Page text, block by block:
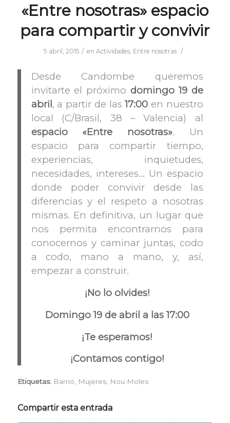
«Entre nosotras» espacio
para compartir y convivir
9 abril, 2015 / enActividades Entre nosotras /
Desde Candombe queremos
invitarte el próximodomingo 19 de
abril, a partir de las17:00 en nuestro
local (C/Brasil, 38 – Valencia) al
espacio «Entre nosotras». Un
espacio para compartir tiempo,
experiencias, inquietudes,
necesidades, intereses… Un espacio
donde poder convivir desde las
diferencias y el respeto a nosotras
mismas. En definitiva, un lugar que
nos permita encontrarnos para
conocernos y caminar juntas, codo
a codo, mano a mano, y, así,
empezar a construir.
¡No lo olvides!
Domingo 19 de abril a las 17:00
¡Te esperamos!
¡Contamos contigo!
Etiquetas: Barrio Mujeres, Nou Moles
Compartir esta entrada